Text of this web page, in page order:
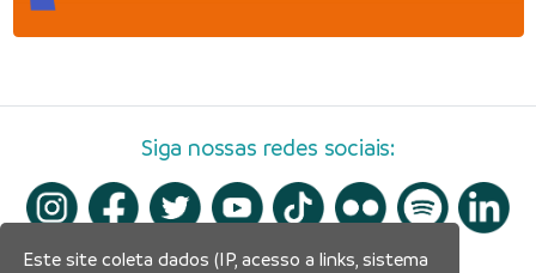
Siga nossas redes sociais:
Este site coleta dados (IP, acesso a links, sistema